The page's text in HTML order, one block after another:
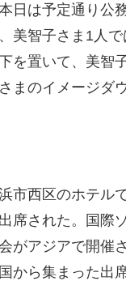
日は予定通り公
美智子さま1人で
を置いて、美智
まのイメージダ
市西区のホテル
席された。国際
がアジアで開催
から集まった出